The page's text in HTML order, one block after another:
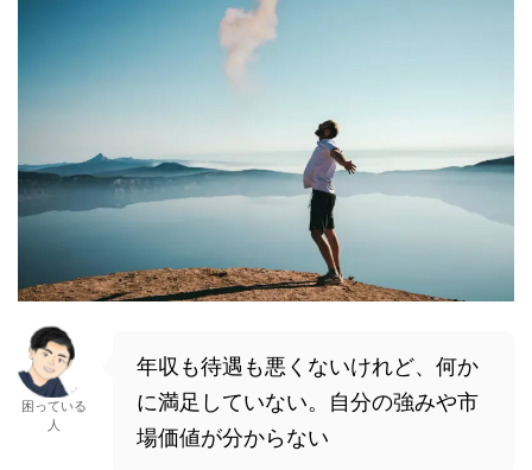
困っている
人
年収も待遇も悪くないけれど、何か
に満足していない。自分の強みや市
場価値が分からない